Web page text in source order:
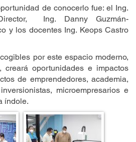
de conocerlo fue: el Ing.
Ing. Danny Guzmán-
y los docentes Ing. Keops Castro
por este espacio moderno,
creará oportunidades e impactos
de emprendedores, academia,
microempresarios e
índole.